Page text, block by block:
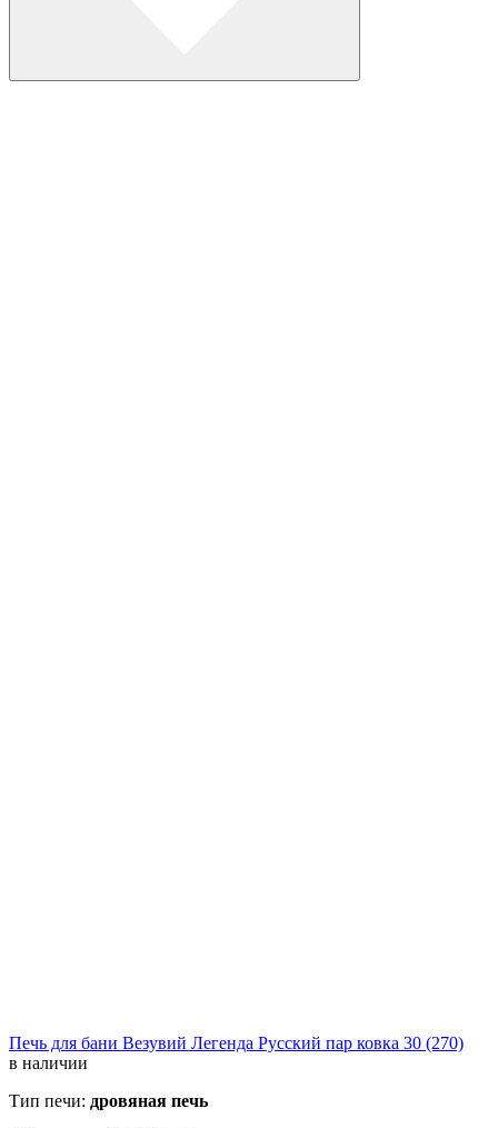
Печь для бани Везувий Легенда Русский пар ковка 30 (270)
в наличии
Тип печи: дровяная печь